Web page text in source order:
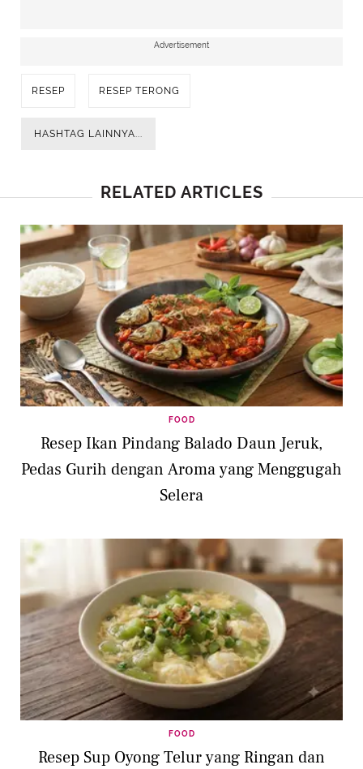
Advertisement
RESEP RESEP TERONG
HASHTAG LAINNYA...
RELATED ARTICLES
FOOD
Resep Ikan Pindang Balado Daun Jeruk,
Pedas Gurih dengan Aroma yang Menggugah
Selera
FOOD
Resep Sup Oyong Telur yang Ringan dan